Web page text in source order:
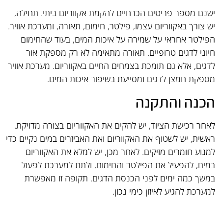
ישנם מספר פריטים הכרחיים להקמת אקווריום ביתי. תחילה,
יש צורך באקווריום עצמו, פילטר, חימום, תאורה, ומערכת אוויר.
הפילטר אחראי על שמירה על איכות המים, בעוד שהחימום
חיוני לדגים טרופיים. תאורה מתאימה לא רק מספקת אור
לדגים, אלא גם תומכת בצמחים החיים באקווריום. מערכת אוויר
מספקת חמצן לדגים ומסייעת בשיפור איכות המים.
הכנה והתקנה
לאחר רכישת הציוד, יש להקים את האקווריום בצורה מדויקת.
ראשית, יש לשטוף את האקווריום ואת האביזרים במים נקיים כדי
למנוע חומרים מזיקים. לאחר מכן, יש למלא את האקווריום
במים, להפעיל את הפילטר והחימום, ולתת למערכת לפעול
במשך כמה ימים לפני הכנסת הדגים. תקופה זו מאפשרת
למערכת להגיע לאיזון כימי נכון.